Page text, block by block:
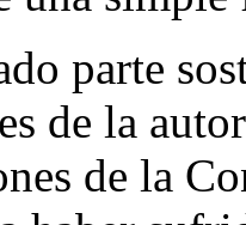
parte
de la
de la